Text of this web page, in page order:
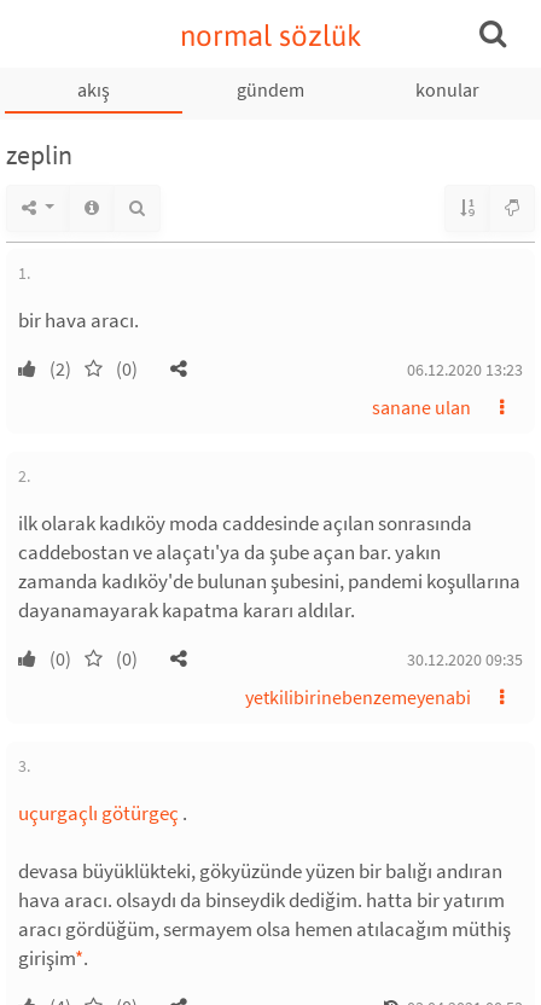
normal sözlük
akış gündem konular
zeplin
1.
bir hava aracı.
(2) (0) 06.12.2020 13:23
sanane ulan
2.
ilk olarak kadıköy moda caddesinde açılan sonrasında
caddebostan ve alaçatı'ya da şube açan bar. yakın
zamanda kadıköy'de bulunan şubesini, pandemi koşullarına
dayanamayarak kapatma kararı aldılar.
(0) (0) 30.12.2020 09:35
yetkilibirinebenzemeyenabi
3.
uçurgaçlı götürgeç .
devasa büyüklükteki, gökyüzünde yüzen bir balığı andıran
hava aracı. olsaydı da binseydik dediğim. hatta bir yatırım
aracı gördüğüm, sermayem olsa hemen atılacağım müthiş
girişim*.